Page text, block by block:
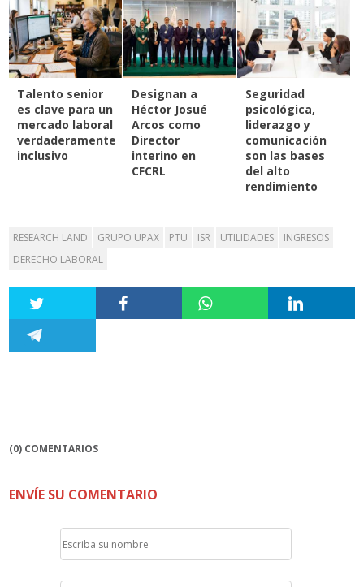
Talento senior
es clave para un
mercado laboral
verdaderamente
inclusivo
Designan a
Héctor Josué
Arcos como
Director
interino en
CFCRL
Seguridad
psicológica,
liderazgo y
comunicación
son las bases
del alto
rendimiento
RESEARCH LAND GRUPO UPAX PTU ISR UTILIDADES
INGRESOS
DERECHO LABORAL
(0) COMENTARIOS
ENVÍE SU COMENTARIO